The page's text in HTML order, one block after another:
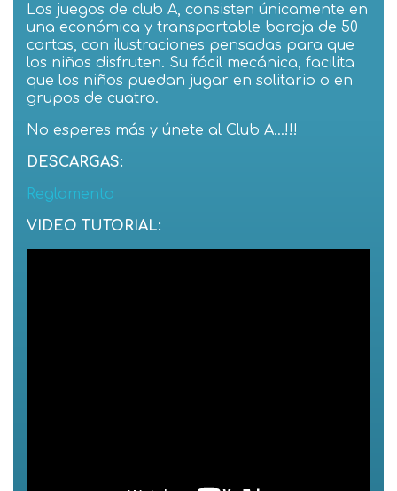
Los juegos de club A, consisten únicamente en
una económica y transportable baraja de 50
cartas, con ilustraciones pensadas para que
los niños disfruten. Su fácil mecánica, facilita
que los niños puedan jugar en solitario o en
grupos de cuatro.
No esperes más y únete al Club A…!!!
DESCARGAS:
Reglamento
VIDEO TUTORIAL: